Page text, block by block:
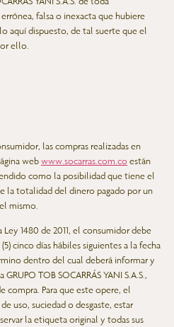
falsa o inexacta que hubiere
aquí dispuesto, de tal suerte que el
ello.
las compras realizadas en
webwww.socarras.com.co están
como la posibilidad que tiene el
la totalidad del dinero pagado por un
mismo.
1480 de 2011, el consumidor debe
cinco días hábiles siguientes a la fecha
dentro del cual deberá informar y
TOB SOCARRÁS YANI S.A.S.,
compra. Para que este opere, el
uso, suciedad o desgaste, estar
la etiqueta original y todas sus